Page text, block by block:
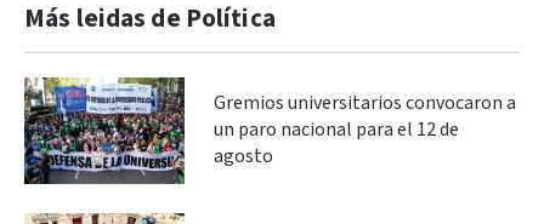
Más leidas de Política
Gremios universitarios convocaron a
un paro nacional para el 12 de
agosto